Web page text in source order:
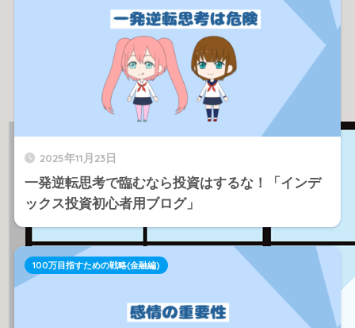
2025年11月23日
一発逆転思考で臨むなら投資はするな！「インデ
ックス投資初心者用ブログ」
100万目指すための戦略(金融編)